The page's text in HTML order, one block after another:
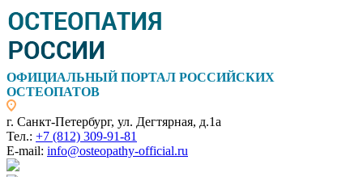
ОФИЦИАЛЬНЫЙ ПОРТАЛ РОССИЙСКИХ
ОСТЕОПАТОВ
г. Санкт-Петербург, ул. Дегтярная, д.1а
Тел.: +7 (812) 309-91-81
E-mail: info@osteopathy-official.ru